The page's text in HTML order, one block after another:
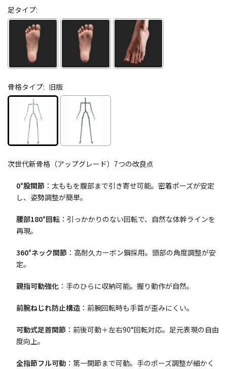
足タイプ:
骨格タイプ: 旧版
次世代新骨格（アップグレード）7つの改良点
0°股関節 ：太ももを腹部まで引き寄せ可能。密着ポーズが安定
し、姿勢調整が簡単。
腰部180°回転 ：引っかかりのない回転で、自然な体幹ラインを
再現。
360°ネック関節 ：高耐久カーボン鋼採用。頭部の角度調整が安
定。
親指可動強化 ：手のひらに収納可能。握り動作が自然。
前腕ねじれ防止構造 ：前腕回転時も手首が歪みにくい。
可動式足首関節 ：前後可動＋左右90°回転対応。足元表現の自由
度向上。
全指節フル可動 ：第一関節まで可動。手のポーズ調整が細かく